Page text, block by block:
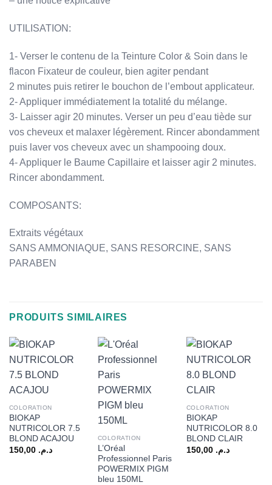
UTILISATION:
1- Verser le contenu de la Teinture Color & Soin dans le
flacon Fixateur de couleur, bien agiter pendant
2 minutes puis retirer le bouchon de l’embout applicateur.
2- Appliquer immédiatement la totalité du mélange.
3- Laisser agir 20 minutes. Verser un peu d’eau tiède sur
vos cheveux et malaxer légèrement. Rincer abondamment
puis laver vos cheveux avec un shampooing doux.
4- Appliquer le Baume Capillaire et laisser agir 2 minutes.
Rincer abondamment.
COMPOSANTS:
Extraits végétaux
SANS AMMONIAQUE, SANS RESORCINE, SANS
PARABEN
PRODUITS SIMILAIRES
COLORATION
BIOKAP
NUTRICOLOR 7.5
BLOND ACAJOU
د.م. 150,00
COLORATION
L’Oréal
Professionnel Paris
POWERMIX PIGM
bleu 150ML
COLORATION
BIOKAP
NUTRICOLOR 8.0
BLOND CLAIR
د.م. 150,00